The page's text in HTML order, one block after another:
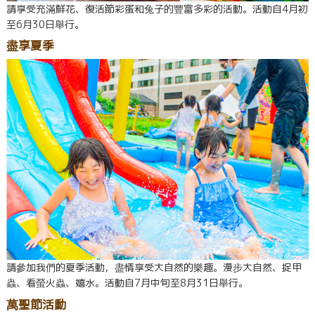
請享受充滿鮮花、復活節彩蛋和兔子的豐富多彩的活動。活動自4月初
至6月30日舉行。
盡享夏季
請參加我們的夏季活動，盡情享受大自然的樂趣。漫步大自然、捉甲
蟲、看螢火蟲、嬉水。活動自7月中旬至8月31日舉行。
萬聖節活動